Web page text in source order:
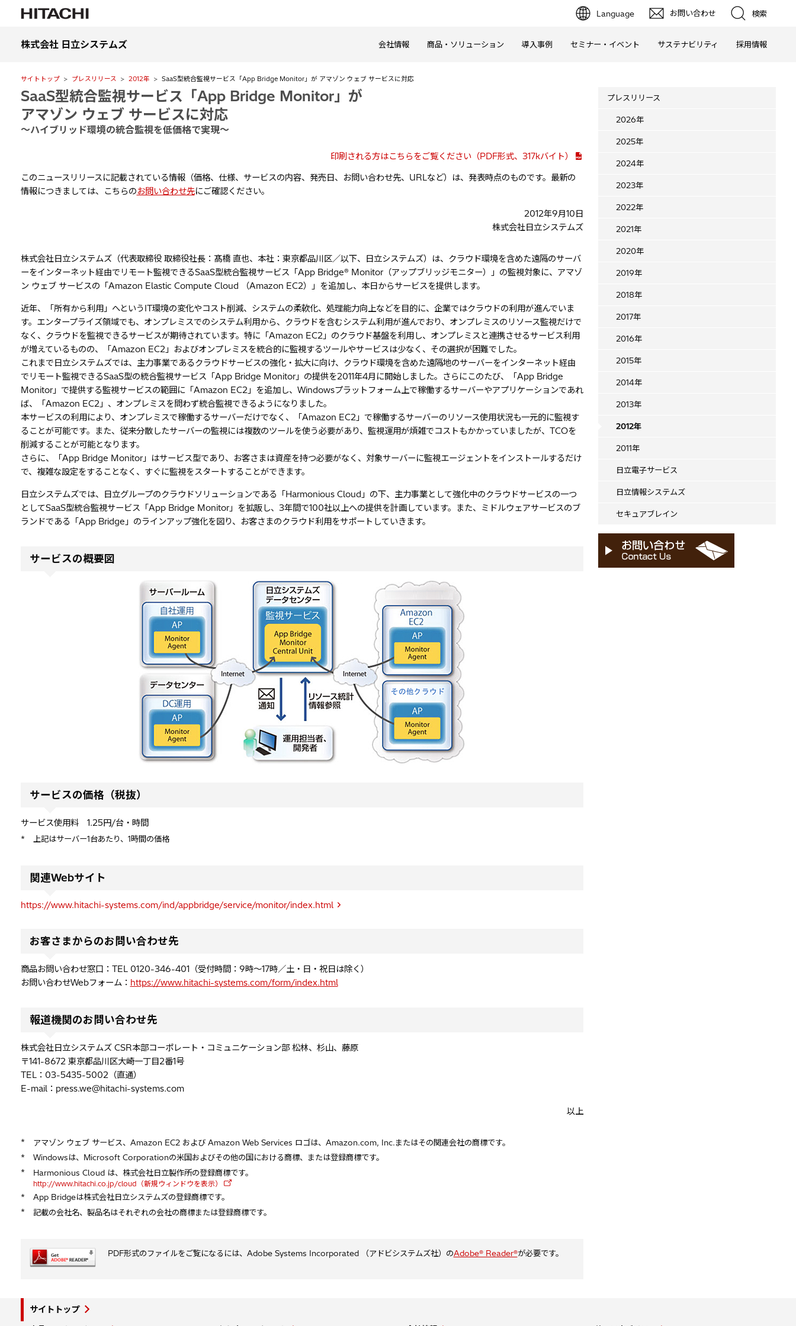
Language お問い合わせ 検索
株式会社 日立システムズ 会社情報 商品・ソリューション 導入事例 セミナー・イベント サステナビリティ 採用情報
サイトトップ プレスリリース 2012年 SaaS型統合監視サービス「App Bridge Monitor」が アマゾン ウェブ サービスに対応
SaaS型統合監視サービス「App Bridge Monitor」が
アマゾン ウェブ サービスに対応
～ハイブリッド環境の統合監視を低価格で実現～
印刷される方はこちらをご覧ください（PDF形式、317kバイト）
このニュースリリースに記載されている情報（価格、仕様、サービスの内容、発売日、お問い合わせ先、URLなど）は、発表時点のものです。最新の
情報につきましては、こちらのお問い合わせ先にご確認ください。
2012年9月10日
株式会社日立システムズ
株式会社日立システムズ（代表取締役 取締役社長：髙橋 直也、本社：東京都品川区／以下、日立システムズ）は、クラウド環境を含めた遠隔のサーバ
ーをインターネット経由でリモート監視できるSaaS型統合監視サービス「App Bridge® Monitor（アップブリッジモニター）」の監視対象に、アマゾ
ン ウェブ サービスの「Amazon Elastic Compute Cloud （Amazon EC2）」を追加し、本日からサービスを提供します。
近年、「所有から利用」へというIT環境の変化やコスト削減、システムの柔軟化、処理能力向上などを目的に、企業ではクラウドの利用が進んでいま
す。エンタープライズ領域でも、オンプレミスでのシステム利用から、クラウドを含むシステム利用が進んでおり、オンプレミスのリソース監視だけで
なく、クラウドを監視できるサービスが期待されています。特に「Amazon EC2」のクラウド基盤を利用し、オンプレミスと連携させるサービス利用
が増えているものの、「Amazon EC2」およびオンプレミスを統合的に監視するツールやサービスは少なく、その選択が困難でした。
これまで日立システムズでは、主力事業であるクラウドサービスの強化・拡大に向け、クラウド環境を含めた遠隔地のサーバーをインターネット経由
でリモート監視できるSaaS型の統合監視サービス「App Bridge Monitor」の提供を2011年4月に開始しました。さらにこのたび、「App Bridge
Monitor」で提供する監視サービスの範囲に「Amazon EC2」を追加し、Windowsプラットフォーム上で稼働するサーバーやアプリケーションであれ
ば、「Amazon EC2」、オンプレミスを問わず統合監視できるようになりました。
本サービスの利用により、オンプレミスで稼働するサーバーだけでなく、「Amazon EC2」で稼働するサーバーのリソース使用状況も一元的に監視す
ることが可能です。また、従来分散したサーバーの監視には複数のツールを使う必要があり、監視運用が煩雑でコストもかかっていましたが、TCOを
削減することが可能となります。
さらに、「App Bridge Monitor」はサービス型であり、お客さまは資産を持つ必要がなく、対象サーバーに監視エージェントをインストールするだけ
で、複雑な設定をすることなく、すぐに監視をスタートすることができます。
日立システムズでは、日立グループのクラウドソリューションである「Harmonious Cloud」の下、主力事業として強化中のクラウドサービスの一つ
としてSaaS型統合監視サービス「App Bridge Monitor」を拡販し、3年間で100社以上への提供を計画しています。また、ミドルウェアサービスのブ
ランドである「App Bridge」のラインアップ強化を図り、お客さまのクラウド利用をサポートしていきます。
サービスの概要図
サービスの価格（税抜）
サービス使用料 1.25円/台・時間
* 上記はサーバー1台あたり、1時間の価格
関連Webサイト
https://www.hitachi-systems.com/ind/appbridge/service/monitor/index.html
お客さまからのお問い合わせ先
商品お問い合わせ窓口：TEL 0120-346-401（受付時間：9時～17時／土・日・祝日は除く）
お問い合わせWebフォーム： https://www.hitachi-systems.com/form/index.html
報道機関のお問い合わせ先
株式会社日立システムズ CSR本部コーポレート・コミュニケーション部 松林、杉山、藤原
〒141-8672 東京都品川区大崎一丁目2番1号
TEL：03-5435-5002（直通）
E-mail：press.we@hitachi-systems.com
以上
*
アマゾン ウェブ サービス、Amazon EC2 および Amazon Web Services ロゴは、Amazon.com, Inc.またはその関連会社の商標です。
*
Windowsは、Microsoft Corporationの米国およびその他の国における商標、または登録商標です。
*
Harmonious Cloud は、株式会社日立製作所の登録商標です。
http://www.hitachi.co.jp/cloud（新規ウィンドウを表示）
*
App Bridgeは株式会社日立システムズの登録商標です。
*
記載の会社名、製品名はそれぞれの会社の商標または登録商標です。
PDF形式のファイルをご覧になるには、Adobe Systems Incorporated （アドビシステムズ社）のAdobe® Reader®が必要です。
プレスリリース
2026年
2025年
2024年
2023年
2022年
2021年
2020年
2019年
2018年
2017年
2016年
2015年
2014年
2013年
2012年
2011年
日立電子サービス
日立情報システムズ
セキュアブレイン
サイトトップ